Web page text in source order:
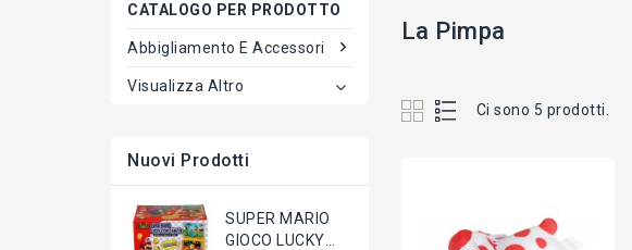
CATALOGO PER PRODOTTO
Abbigliamento E Accessori
Visualizza Altro
Nuovi Prodotti
SUPER MARIO
GIOCO LUCKY
La Pimpa
Ci sono 5 prodotti.